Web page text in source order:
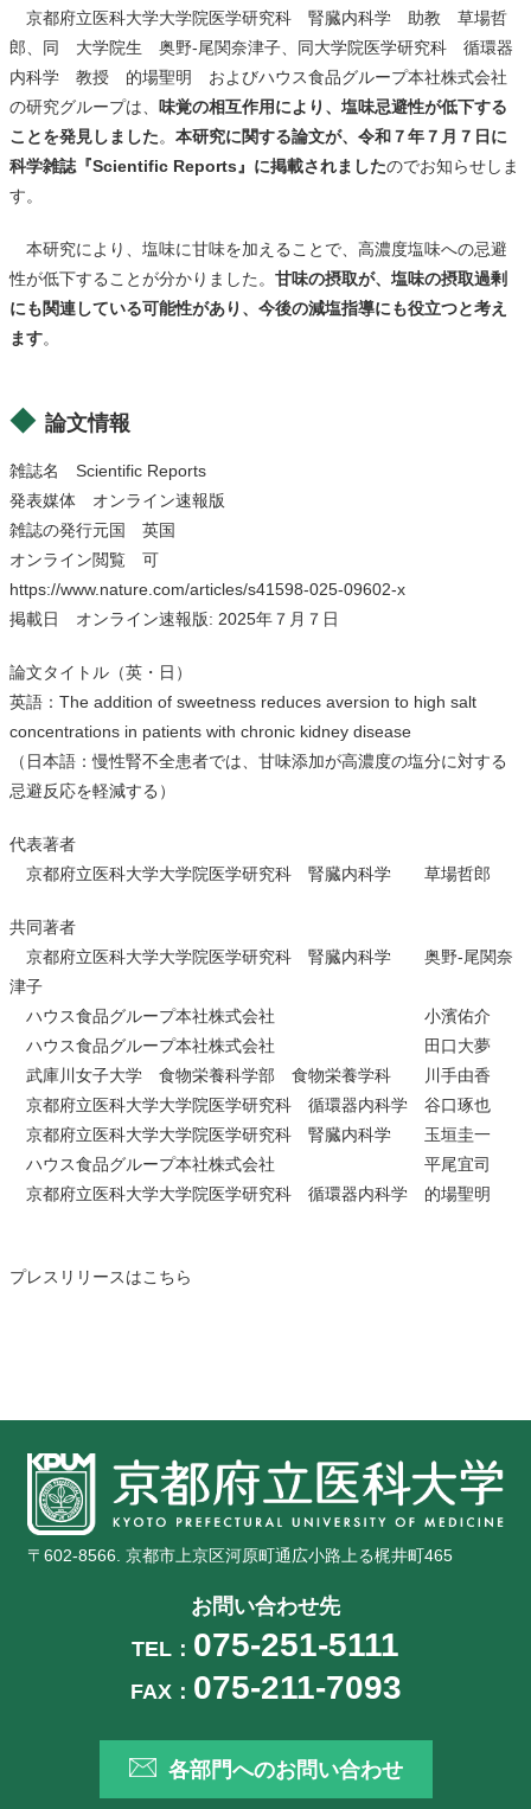
京都府立医科大学大学院医学研究科 腎臓内科学 助教 草場哲
郎、同 大学院生 奥野-尾関奈津子、同大学院医学研究科 循環器
内科学 教授 的場聖明 およびハウス食品グループ本社株式会社
の研究グループは、
味覚の相互作用により、塩味忌避性が低下する
ことを発見しました。 本研究に関する論文が、令和７年７月７日に
科学雑誌『Scientific Reports』に掲載されましたのでお知らせしま
す。
本研究により、塩味に甘味を加えることで、高濃度塩味への忌避
性が低下することが分かりました。 甘味の摂取が、塩味の摂取過剰
にも関連している可能性があり、今後の減塩指導にも役立つと考え
ます。
論文情報
雑誌名 Scientific Reports
発表媒体 オンライン速報版
雑誌の発行元国 英国
オンライン閲覧 可
https://www.nature.com/articles/s41598-025-09602-x
掲載日 オンライン速報版: 2025年７月７日
論文タイトル（英・日）
英語：The addition of sweetness reduces aversion to high salt
concentrations in patients with chronic kidney disease
（日本語：慢性腎不全患者では、甘味添加が高濃度の塩分に対する
忌避反応を軽減する）
代表著者
京都府立医科大学大学院医学研究科 腎臓内科学 草場哲郎
共同著者
京都府立医科大学大学院医学研究科 腎臓内科学 奥野-尾関奈
津子
ハウス食品グループ本社株式会社 小濱佑介
ハウス食品グループ本社株式会社 田口大夢
武庫川女子大学 食物栄養科学部 食物栄養学科 川手由香
京都府立医科大学大学院医学研究科 循環器内科学 谷口琢也
京都府立医科大学大学院医学研究科 腎臓内科学 玉垣圭一
ハウス食品グループ本社株式会社 平尾宜司
京都府立医科大学大学院医学研究科 循環器内科学 的場聖明
プレスリリースはこちら
〒602-8566. 京都市上京区河原町通広小路上る梶井町465
お問い合わせ先
TEL： 075-251-5111
FAX： 075-211-7093
各部門へのお問い合わせ